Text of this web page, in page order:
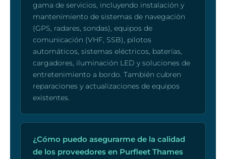
gama de servicios, incluyendo instalación y
mantenimiento de sistemas de navegación
(GPS, radares, sondas), equipos de
comunicación (VHF, SSB), pilotos
automáticos, sistemas eléctricos, baterías,
cargadores, iluminación LED y soluciones de
entretenimiento a bordo. También cubren
reparaciones y actualizaciones de equipos
existentes.
¿Cómo puedo asegurarme de la calidad
de los proveedores en Purfleet Thames